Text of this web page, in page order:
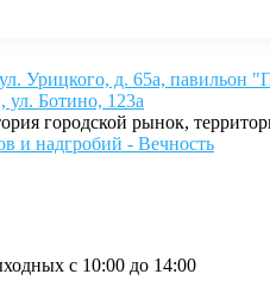
Урицкого, д. 65а, павильон
ул. Ботино, 123а
городской рынок,
с 10:00 до 14:00